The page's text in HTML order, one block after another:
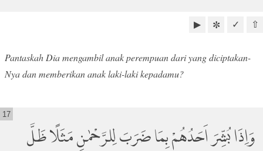
⇧
✓
✼
▶
Pantaskah Dia mengambil anak perempuan dari yang diciptakan-
Nya dan memberikan anak laki-laki kepadamu?
وَاِذَا بُشِّرَ اَحَدُهُمْ بِمَا ضَرَبَ لِلرَّحْمٰنِ مَثَلًا ظَلَّ
17